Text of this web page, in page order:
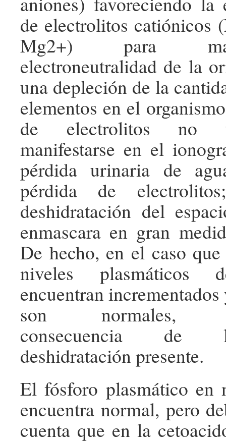
de electrolitos catiónicos
Mg2+) para
electroneutralidad de la
una depleción de la
elementos en el
de electrolitos no
manifestarse en el
pérdida urinaria de
pérdida de
deshidratación del
enmascara en gran
De hecho, en el caso
niveles
encuentran
son normales,
consecuencia de
deshidratación presente.
El fósforo plasmático en
encuentra normal, pero
cuenta que en la